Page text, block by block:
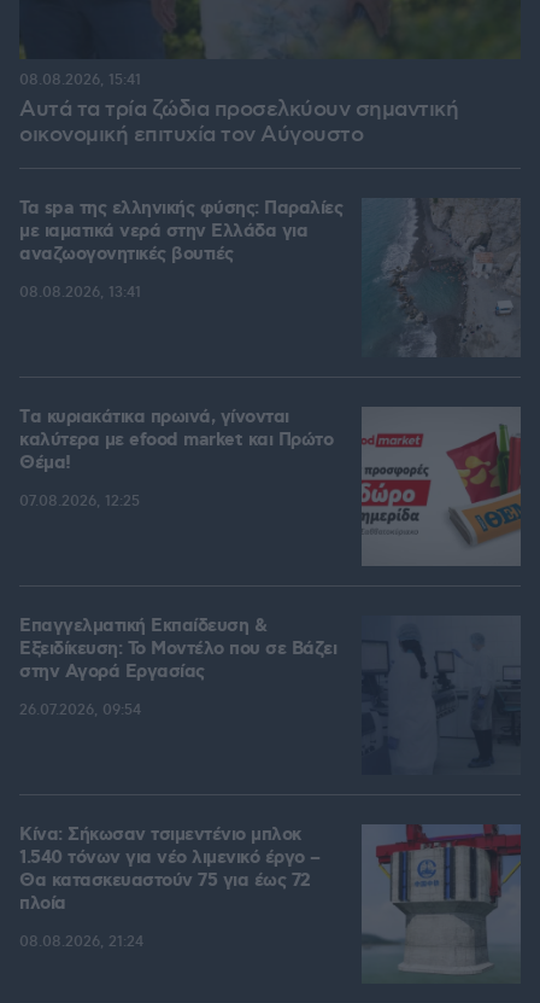
Αυτά τα τρία ζώδια προσελκύουν σημαντική
οικονομική επιτυχία τον Αύγουστο
08.08.2026, 15:41
Τα spa της ελληνικής φύσης: Παραλίες
με ιαματικά νερά στην Ελλάδα για
αναζωογονητικές βουτιές
08.08.2026, 13:41
Tα κυριακάτικα πρωινά, γίνονται
καλύτερα με efood market και Πρώτο
Θέμα!
07.08.2026, 12:25
Επαγγελματική Εκπαίδευση &
Εξειδίκευση: Το Mοντέλο που σε Bάζει
στην Aγορά Eργασίας
26.07.2026, 09:54
Κίνα: Σήκωσαν τσιμεντένιο μπλοκ
1.540 τόνων για νέο λιμενικό έργο –
Θα κατασκευαστούν 75 για έως 72
πλοία
08.08.2026, 21:24